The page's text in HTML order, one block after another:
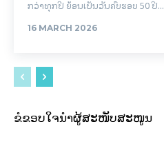
ກວ່າທຸກປີ ຍ້ອນເປັນວັນຄົບຮອບ 50 ປີ...
16 MARCH 2026
ຂໍຂອບໃຈນຳຜູ້ສະໜັບສະໜູນ